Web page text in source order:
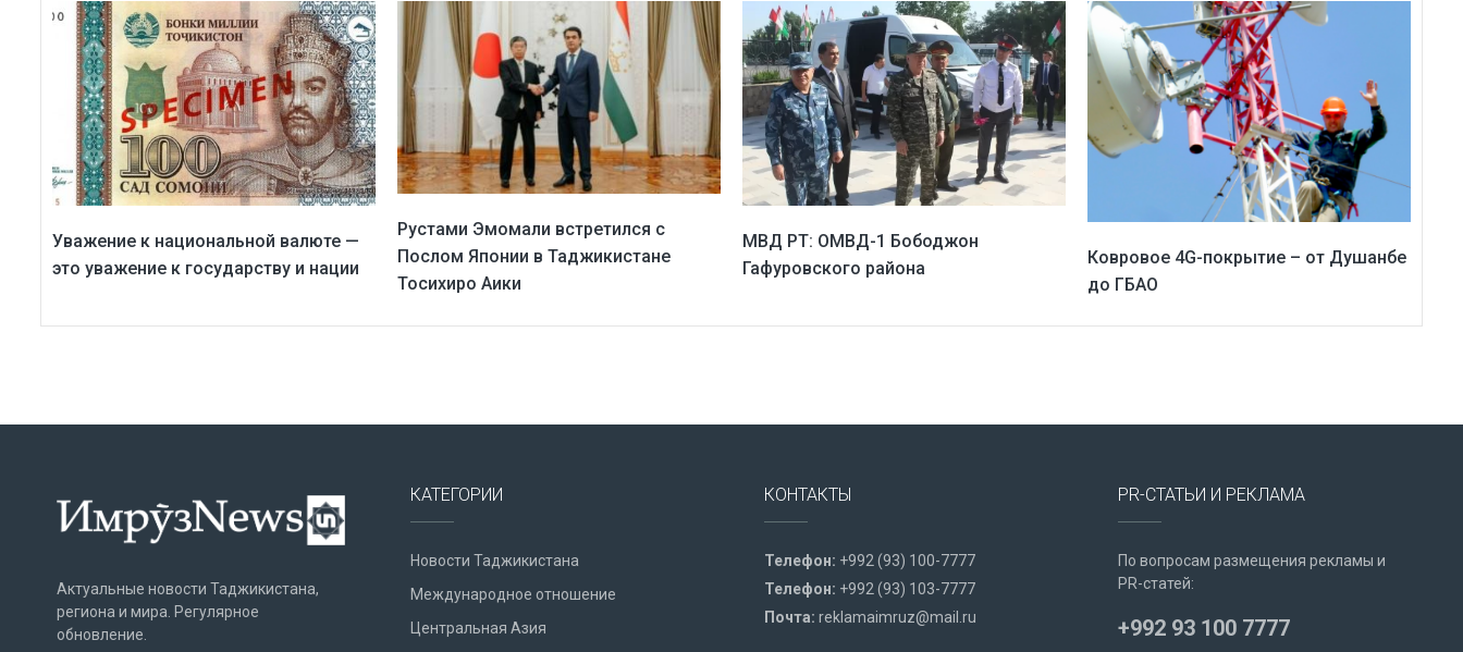
Уважение к национальной валюте —
это уважение к государству и нации
Рустами Эмомали встретился с
Послом Японии в Таджикистане
Тосихиро Аики
МВД РТ: ОМВД-1 Бободжон
Гафуровского района
Ковровое 4G-покрытие – от Душанбе
до ГБАО
Актуальные новости Таджикистана,
региона и мира. Регулярное
обновление.
КАТЕГОРИИ
Новости Таджикистана
Международное отношение
Центральная Азия
КОНТАКТЫ
Телефон: +992 (93) 100-7777
Телефон: +992 (93) 103-7777
Почта: reklamaimruz@mail.ru
PR-СТАТЬИ И РЕКЛАМА
По вопросам размещения рекламы и
PR-статей:
+992 93 100 7777